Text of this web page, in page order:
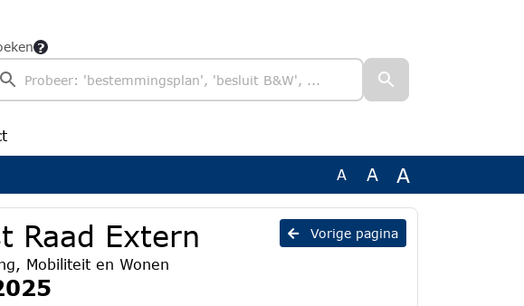
A A A
Vorige pagina
Raad Extern
Mobiliteit en Wonen